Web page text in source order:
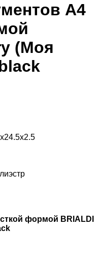
А4
(Моя
формой BRIALDI